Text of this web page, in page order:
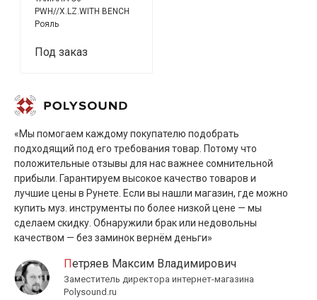
PWH//X.LZ.WITH BENCH
Рояль
Под заказ
«Мы помогаем каждому покупателю подобрать
подходящий под его требования товар. Потому что
положительные отзывы для нас важнее сомнительной
прибыли. Гарантируем высокое качество товаров и
лучшие цены в Рунете. Если вы нашли магазин, где можно
купить муз. инструменты по более низкой цене — мы
сделаем скидку. Обнаружили брак или недовольны
качеством — без заминок вернём деньги»
Петряев Максим Владимирович
Заместитель директора интернет-магазина
Polysound.ru